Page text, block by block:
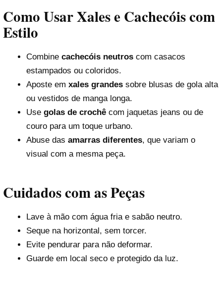
Como Usar Xales e Cachecóis com
Estilo
Combine cachecóis neutroscom casacos
estampados ou coloridos.
Aposte em xales grandessobre blusas de gola alta
ou vestidos de manga longa.
Use golas de crochêcom jaquetas jeans ou de
couro para um toque urbano.
Abuse das amarras diferentes, que variam o
visual com a mesma peça.
Cuidados com as Peças
Lave à mão com água fria e sabão neutro.
Seque na horizontal, sem torcer.
Evite pendurar para não deformar.
Guarde em local seco e protegido da luz.